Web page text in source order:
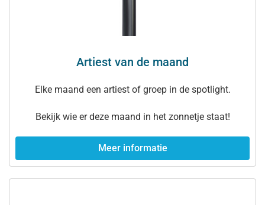
Artiest van de maand
Elke maand een artiest of groep in de spotlight.
Bekijk wie er deze maand in het zonnetje staat!
Meer informatie